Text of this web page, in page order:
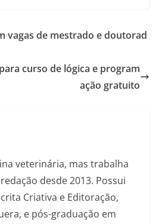
vagas de mestrado e doutorad
curso de lógica e program
ação gratuito
veterinária, mas trabalha
desde 2013. Possui
Criativa e Editoração,
e pós-graduação em